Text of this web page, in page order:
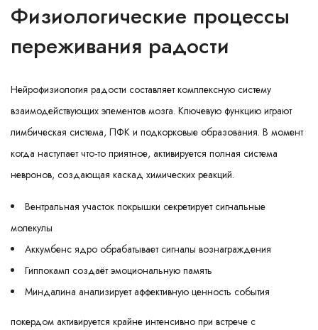
Физиологические процессы
переживания радости
Нейрофизиология радости составляет комплексную систему
взаимодействующих элементов мозга. Ключевую функцию играют
лимбическая система, ПФК и подкорковые образования. В момент
когда наступает что-то приятное, активируется полная система
невронов, создающая каскад химических реакций.
Вентральная участок покрышки секретирует сигнальные
молекулы
Аккумбенс ядро обрабатывает сигналы вознаграждения
Гиппокамп создаёт эмоциональную память
Миндалина анализирует аффективную ценность события
покердом активируется крайне интенсивно при встрече с